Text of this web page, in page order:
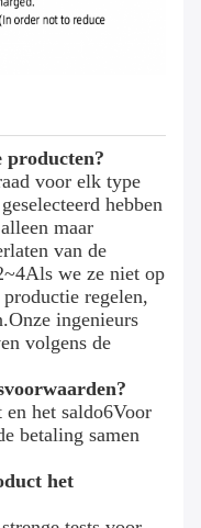
producten?
voor elk type
hebben
maar
van de
~4Als we ze niet op
regelen,
ingenieurs
volgens de
en het saldo6Voor
betaling samen
het